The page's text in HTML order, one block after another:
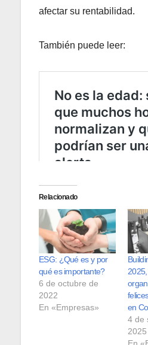
afectar su rentabilidad.
También puede leer:
Relacionado
ESG: ¿Qué es y por
qué es importante?
6 de octubre de
2022
En «Empresas»
en
4 de
2025